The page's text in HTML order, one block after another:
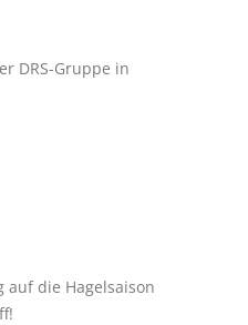
DRS-Gruppe in
auf die Hagelsaison